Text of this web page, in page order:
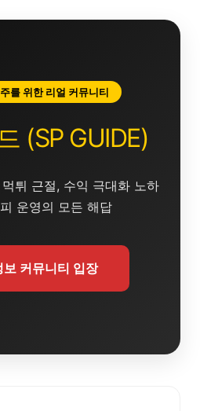
를 위한 리얼 커뮤니티
(SP GUIDE)
튀 근절, 수익 극대화 노하
운영의 모든 해답
보 커뮤니티 입장